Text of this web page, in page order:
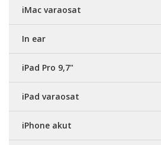
iMac varaosat
In ear
iPad Pro 9,7"
iPad varaosat
iPhone akut